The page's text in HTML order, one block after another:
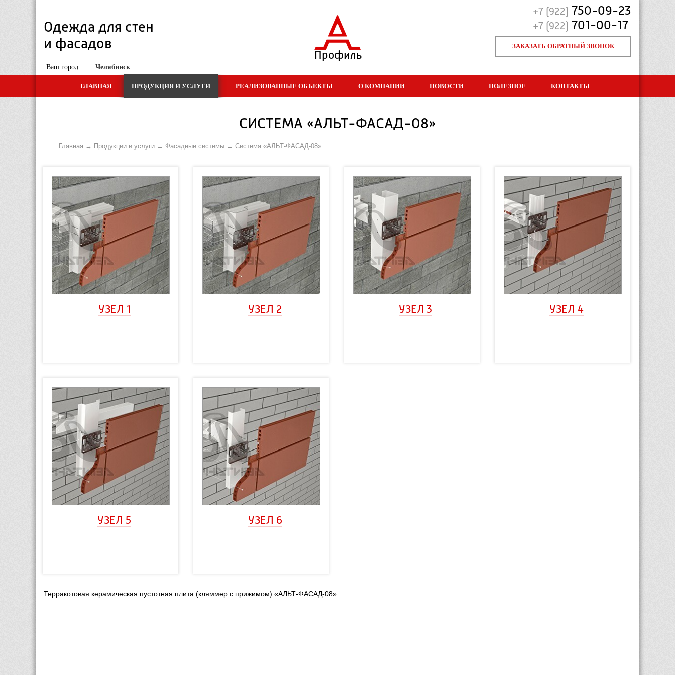
Одежда для стен
и фасадов
Профиль
+7 (922) 750-09-23
+7 (922) 701-00-17
ЗАКАЗАТЬ ОБРАТНЫЙ ЗВОНОК
Ваш город: Челябинск
ГЛАВНАЯ ПРОДУКЦИЯ И УСЛУГИ РЕАЛИЗОВАННЫЕ ОБЪЕКТЫ О КОМПАНИИ НОВОСТИ ПОЛЕЗНОЕ КОНТАКТЫ
СИСТЕМА «АЛЬТ-ФАСАД-08»
Главная Продукции и услуги Фасадные системы Система «АЛЬТ-ФАСАД-08»
УЗЕЛ 1 УЗЕЛ 2 УЗЕЛ 3 УЗЕЛ 4
УЗЕЛ 5 УЗЕЛ 6
Терракотовая керамическая пустотная плита (кляммер с прижимом) «АЛЬТ-ФАСАД-08»